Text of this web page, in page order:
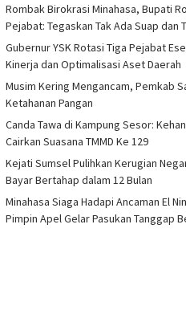
Rombak Birokrasi Minahasa, Bupati
Pejabat: Tegaskan Tak Ada Suap dan
Gubernur YSK Rotasi Tiga Pejabat
Kinerja dan Optimalisasi Aset Daerah
Musim Kering Mengancam, Pemkab
Ketahanan Pangan
Canda Tawa di Kampung Sesor:
Cairkan Suasana TMMD Ke 129
Kejati Sumsel Pulihkan Kerugian
Bayar Bertahap dalam 12 Bulan
Minahasa Siaga Hadapi Ancaman El
Pimpin Apel Gelar Pasukan Tanggap